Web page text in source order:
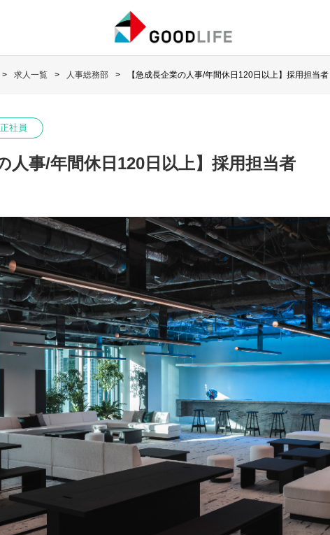
求人一覧 人事総務部 【急成長企業の人事/年間休日120日以上】採用担当者
正社員
人事/年間休日120日以上】採用担当者